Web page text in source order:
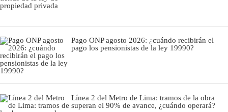
Pago ONP agosto 2026: ¿cuándo recibirán el
pago los pensionistas de la ley 19990?
Línea 2 del Metro de Lima: tramos de la obra
superan el 90% de avance, ¿cuándo operará?